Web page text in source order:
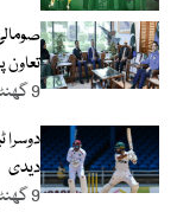
تعاون
9 گھنٹے قبل
دیدی
9 گھنٹے قبل